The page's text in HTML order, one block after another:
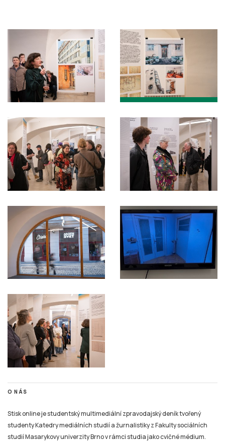
O NÁS
Stisk online je studentský multimediální zpravodajský deník tvořený
studenty Katedry mediálních studií a žurnalistiky z Fakulty sociálních
studií Masarykovy univerzity Brno v rámci studia jako cvičné médium.